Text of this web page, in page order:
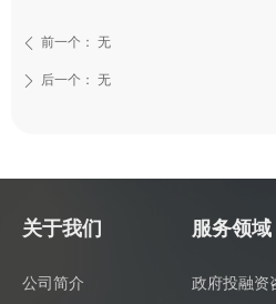
ꄴ 前一个： 无
ꄲ 后一个： 无
关于我们
公司简介
服务领域
政府投融资